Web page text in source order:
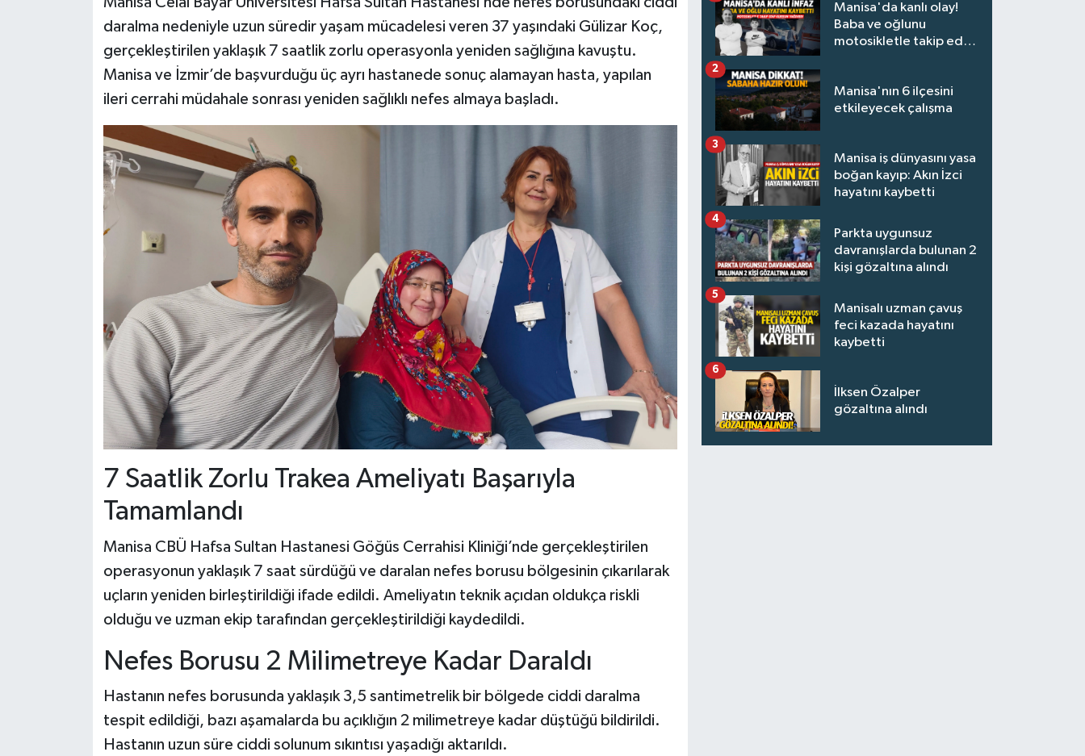
daralma nedeniyle uzun süredir yaşam mücadelesi veren 37 yaşındaki Gülizar Koç,
gerçekleştirilen yaklaşık 7 saatlik zorlu operasyonla yeniden sağlığına kavuştu.
Manisa ve İzmir’de başvurduğu üç ayrı hastanede sonuç alamayan hasta, yapılan
ileri cerrahi müdahale sonrası yeniden sağlıklı nefes almaya başladı.
7 Saatlik Zorlu Trakea Ameliyatı Başarıyla
Tamamlandı
Manisa CBÜ Hafsa Sultan Hastanesi Göğüs Cerrahisi Kliniği’nde gerçekleştirilen
operasyonun yaklaşık 7 saat sürdüğü ve daralan nefes borusu bölgesinin çıkarılarak
uçların yeniden birleştirildiği ifade edildi. Ameliyatın teknik açıdan oldukça riskli
olduğu ve uzman ekip tarafından gerçekleştirildiği kaydedildi.
Nefes Borusu 2 Milimetreye Kadar Daraldı
Hastanın nefes borusunda yaklaşık 3,5 santimetrelik bir bölgede ciddi daralma
tespit edildiği, bazı aşamalarda bu açıklığın 2 milimetreye kadar düştüğü bildirildi.
Hastanın uzun süre ciddi solunum sıkıntısı yaşadığı aktarıldı.
Manisa'da kanlı olay!
Baba ve oğlunu
motosikletle takip edip
Manisa'nın 6 ilçesini
etkileyecek çalışma
2
Manisa iş dünyasını yasa
boğan kayıp: Akın İzci
hayatını kaybetti
3
Parkta uygunsuz
davranışlarda bulunan 2
kişi gözaltına alındı
4
Manisalı uzman çavuş
feci kazada hayatını
kaybetti
5
İlksen Özalper
gözaltına alındı
6